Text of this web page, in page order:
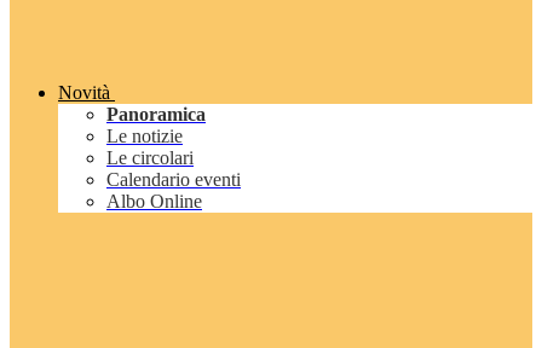
Novità
Panoramica
Le notizie
Le circolari
Calendario eventi
Albo Online